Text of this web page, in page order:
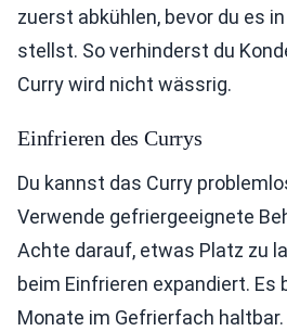
zuerst abkühlen, bevor du es
stellst. So verhinderst du
Curry wird nicht wässrig.
Einfrieren des Currys
Du kannst das Curry
Verwende gefriergeeignete
Achte darauf, etwas Platz zu
beim Einfrieren expandiert. Es
Monate im Gefrierfach